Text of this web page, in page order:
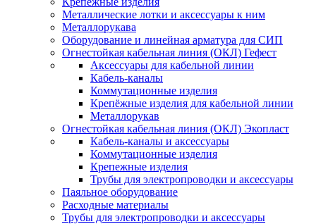
Металлические лотки и аксессуары к ним
Металлорукава
Оборудование и линейная арматура для СИП
Огнестойкая кабельная линия (ОКЛ) Гефест
Аксессуары для кабельной линии
Кабель-каналы
Коммутационные изделия
Крепёжные изделия для кабельной линии
Металлорукав
Огнестойкая кабельная линия (ОКЛ) Экопласт
Кабель-каналы и аксессуары
Коммутационные изделия
Крепежные изделия
Трубы для электропроводки и аксессуары
Паяльное оборудование
Расходные материалы
Трубы для электропроводки и аксессуары